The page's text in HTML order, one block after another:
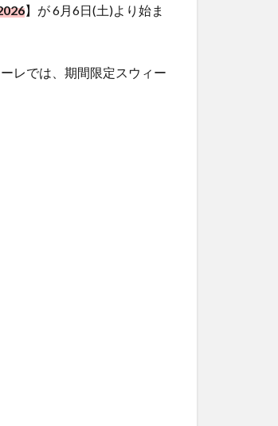
】が 6月6日(土)より始ま
レでは、期間限定スウィー